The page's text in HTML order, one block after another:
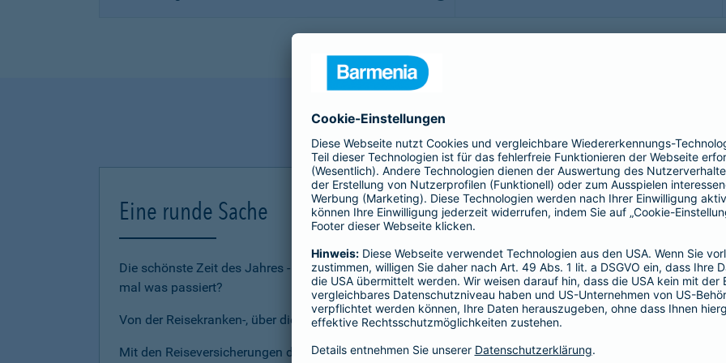
Eine runde Sache
Die schönste Zeit des Jahres - den Urlaub - möchte man sorgenfrei genießen. Doch was, wenn doch
mal was passiert?
Von der Reisekranken-, über die Reiserücktrittsversicherung bis hin zur Gepäckversicherung:
Mit den Reiseversicherungen der Barmenia sichern Sie sich, Ihr Gepäck und Ihre Reisekosten rund